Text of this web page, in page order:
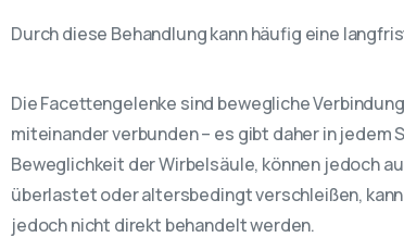
Durch diese Behandlung kann häufig eine
Die Facettengelenke sind bewegliche
miteinander verbunden – es gibt daher in
Beweglichkeit der Wirbelsäule, können jedoch
überlastet oder altersbedingt verschleißen,
jedoch nicht direkt behandelt werden.